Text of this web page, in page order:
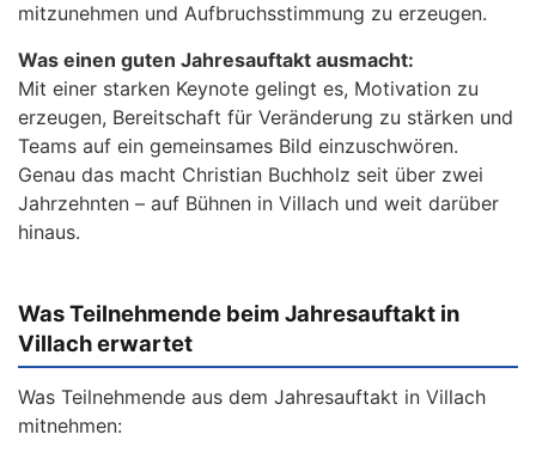
mitzunehmen und Aufbruchsstimmung zu erzeugen.
Was einen guten Jahresauftakt ausmacht:
Mit einer starken Keynote gelingt es, Motivation zu
erzeugen, Bereitschaft für Veränderung zu stärken und
Teams auf ein gemeinsames Bild einzuschwören.
Genau das macht Christian Buchholz seit über zwei
Jahrzehnten – auf Bühnen in Villach und weit darüber
hinaus.
Was Teilnehmende beim Jahresauftakt in
Villach erwartet
Was Teilnehmende aus dem Jahresauftakt in Villach
mitnehmen: